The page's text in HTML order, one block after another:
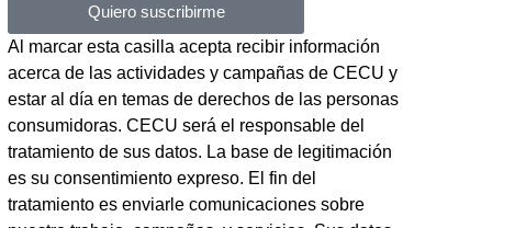
Quiero suscribirme
Al marcar esta casilla acepta recibir información
acerca de las actividades y campañas de CECU y
estar al día en temas de derechos de las personas
consumidoras. CECU será el responsable del
tratamiento de sus datos. La base de legitimación
es su consentimiento expreso. El fin del
tratamiento es enviarle comunicaciones sobre